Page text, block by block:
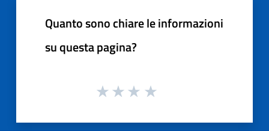
Quanto sono chiare le informazioni
su questa pagina?